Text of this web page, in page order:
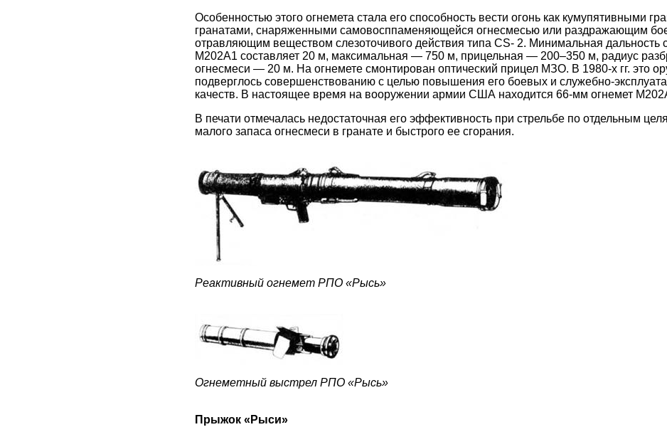
Особенностью этого огнемета стала его способность вести огонь как кумупятивными
гранатами, снаряженными самовосппаменяющейся огнесмесью или раздражающим
отравляющим веществом слезоточивого действия типа CS- 2. Минимальная дальность
М202А1 составляет 20 м, максимальная — 750 м, прицельная — 200–350 м, радиус
огнесмеси — 20 м. На огнемете смонтирован оптический прицел МЗО. В 1980-х гг. это
подверглось совершенствованию с целью повышения его боевых и служебно-
качеств. В настоящее время на вооружении армии США находится 66-мм огнемет
В печати отмечалась недостаточная его эффективность при стрельбе по отдельным
малого запаса огнесмеси в гранате и быстрого ее сгорания.
Реактивный огнемет РПО «Рысь»
Огнеметный выстрел РПО «Рысь»
Прыжок «Рыси»